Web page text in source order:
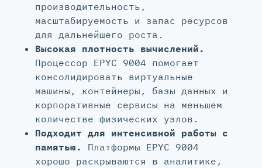
производительность,
масштабируемость и запас ресурсов
для дальнейшего роста.
Высокая плотность вычислений.
Процессор EPYC 9004 помогает
консолидировать виртуальные
машины, контейнеры, базы данных и
корпоративные сервисы на меньшем
количестве физических узлов.
Подходит для интенсивной работы с
памятью.
Платформы EPYC 9004
хорошо раскрываются в аналитике,